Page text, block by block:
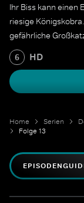
Ihr Biss kann einen
riesige
gefährliche
6 HD
Home Serien
Folge 13